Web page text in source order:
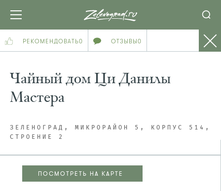
РЕКОМЕНДОВАТЬ0 ОТЗЫВЫ0
Чайный дом Ци Данилы
Мастера
ЗЕЛЕНОГРАД, МИКРОРАЙОН 5, КОРПУС 514,
СТРОЕНИЕ 2
ПОСМОТРЕТЬ НА КАРТЕ